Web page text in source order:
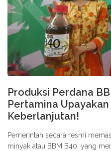
Produksi Perdana
Pertamina Upayakan
Keberlanjutan!
Pemerintah secara resmi
minyak atau BBM B40, yang